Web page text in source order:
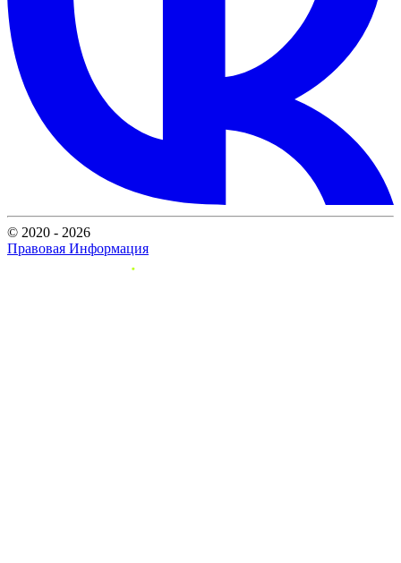
© 2020 - 2026
Правовая Информация